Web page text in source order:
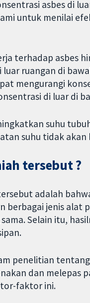
asbes di
untuk menilai
terhadap asbes
luar ruangan di
mengurangi
di luar di
suhu
suhu tidak
tersebut ?
adalah
berbagai jenis alat
Selain itu,
penelitian
dan melepas
faktor ini.